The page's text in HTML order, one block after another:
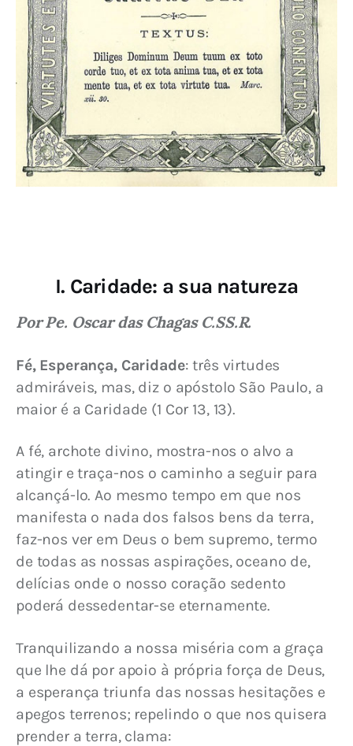
I. Caridade: a sua natureza
Por Pe. Oscar das Chagas C.SS.R.
Fé, Esperança, Caridade: três virtudes
admiráveis, mas, diz o apóstolo São Paulo, a
maior é a Caridade (1 Cor 13, 13).
A fé, archote divino, mostra-nos o alvo a
atingir e traça-nos o caminho a seguir para
alcançá-lo. Ao mesmo tempo em que nos
manifesta o nada dos falsos bens da terra,
faz-nos ver em Deus o bem supremo, termo
de todas as nossas aspirações, oceano de,
delícias onde o nosso coração sedento
poderá dessedentar-se eternamente.
Tranquilizando a nossa miséria com a graça
que lhe dá por apoio à própria força de Deus,
a esperança triunfa das nossas hesitações e
apegos terrenos; repelindo o que nos quisera
prender a terra, clama: